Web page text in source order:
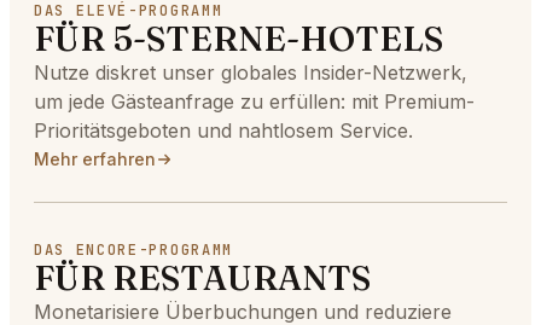
DAS ELEVÉ-PROGRAMM
FÜR 5-STERNE-HOTELS
Nutze diskret unser globales Insider-Netzwerk,
um jede Gästeanfrage zu erfüllen: mit Premium-
Prioritätsgeboten und nahtlosem Service.
Mehr erfahren
DAS ENCORE-PROGRAMM
FÜR RESTAURANTS
Monetarisiere Überbuchungen und reduziere